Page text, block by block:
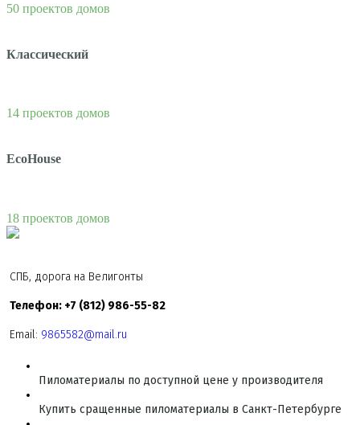
50 проектов домов
Классический
14 проектов домов
EcoHouse
18 проектов домов
СПБ, дорога на Велигонты
Телефон: +7 (812) 986-55-82
Email: 9865582@mail.ru
Пиломатериалы по доступной цене у производителя
Купить сращенные пиломатериалы в Санкт-Петербурге